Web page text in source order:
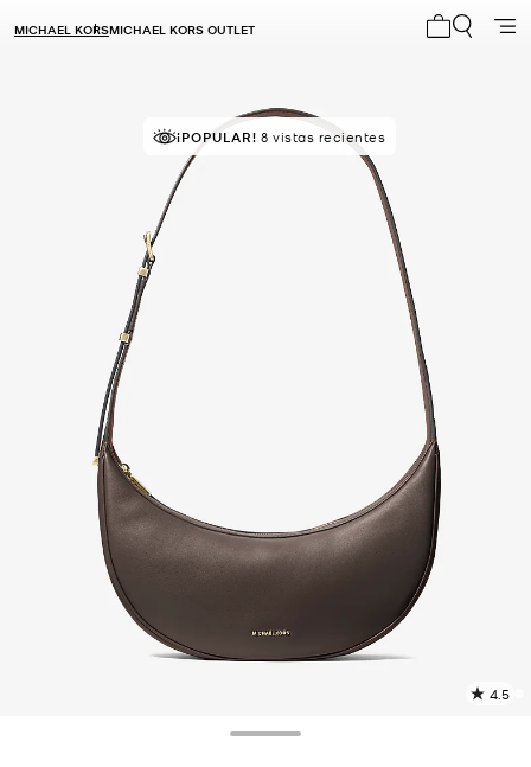
MICHAEL KORSMICHAEL KORS OUTLET
¡POPULAR! 8 vistas recientes
4.5